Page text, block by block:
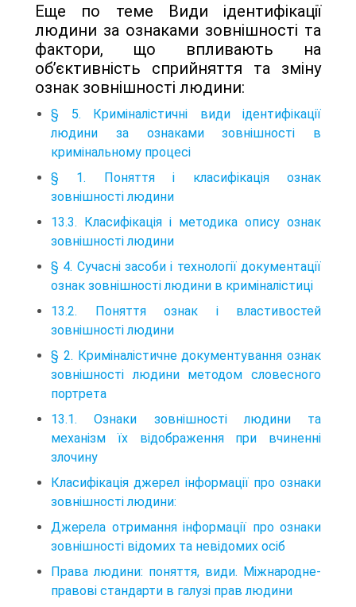
Еще по теме Види ідентифікації
людини за ознаками зовнішності та
фактори, що впливають на
об’єктивність сприйняття та зміну
ознак зовнішності людини:
§ 5. Криміналістичні види ідентифікації
людини за ознаками зовнішності в
кримінальному процесі
§ 1. Поняття і класифікація ознак
зовнішності людини
13.3. Класифікація і методика опису ознак
зовнішності людини
§ 4. Сучасні засоби і технології документації
ознак зовнішності людини в криміналістиці
13.2. Поняття ознак і властивостей
зовнішності людини
§ 2. Криміналістичне документування ознак
зовнішності людини методом словесного
портрета
13.1. Ознаки зовнішності людини та
механізм їх відображення при вчиненні
злочину
Класифікація джерел інформації про ознаки
зовнішності людини:
Джерела отримання інформації про ознаки
зовнішності відомих та невідомих осіб
Права людини: поняття, види. Міжнародне-
правові стандарти в галузі прав людини